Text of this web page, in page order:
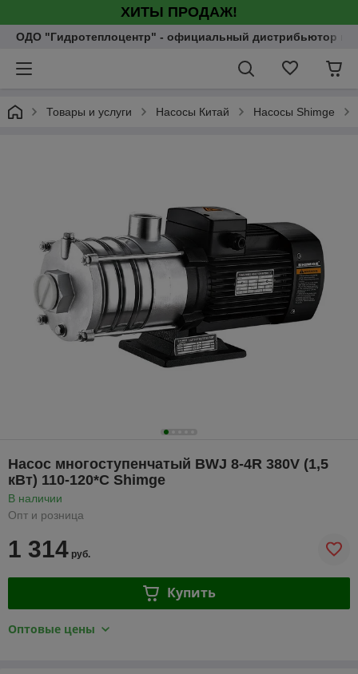
ХИТЫ ПРОДАЖ!
ОДО "Гидротеплоцентр" - официальный дистрибьютор
Товары и услуги Насосы Китай Насосы Shimge
Насос многоступенчатый BWJ 8-4R 380V (1,5
кВт) 110-120*C Shimge
В наличии
Опт и розница
1 314 руб.
Купить
Оптовые цены